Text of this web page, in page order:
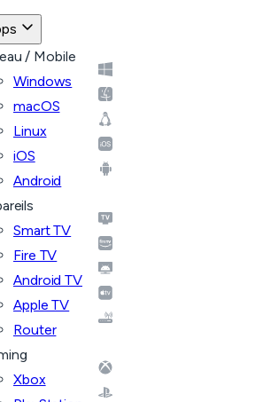
/ Mobile
Windows
macOS
Linux
iOS
Android
Smart TV
Fire TV
Android TV
Apple TV
Router
Xbox